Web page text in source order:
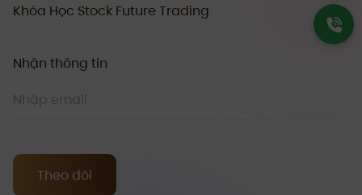
Khóa Học Stock Future Trading
Nhận thông tin
Theo dõi